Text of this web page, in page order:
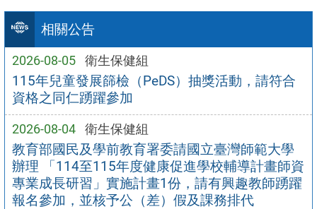
相關公告
2026-08-05 衛生保健組
115年兒童發展篩檢（PeDS）抽獎活動，請符合
資格之同仁踴躍參加
2026-08-04 衛生保健組
教育部國民及學前教育署委請國立臺灣師範大學
辦理 「114至115年度健康促進學校輔導計畫師資
專業成長研習」實施計畫1份，請有興趣教師踴躍
報名參加，並核予公（差）假及課務排代